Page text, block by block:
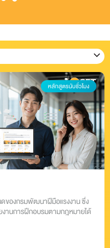
หลักสูตรนับชั่วโมง
ของกรมพัฒนาฝีมือแรงงาน ซึ่ง
งานการฝึกอบรมตามกฎหมายได้